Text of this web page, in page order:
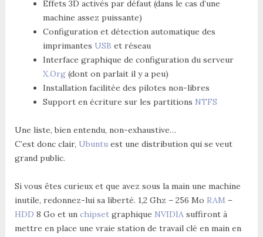
Effets 3D activés par défaut (dans le cas d’une
machine assez puissante)
Configuration et détection automatique des
imprimantes USB et réseau
Interface graphique de configuration du serveur
X.Org(dont on parlait il y a peu)
Installation facilitée des pilotes non-libres
Support en écriture sur les partitions NTFS
Une liste, bien entendu, non-exhaustive…
C’est donc clair, Ubuntuest une distribution qui se veut
grand public.
Si vous êtes curieux et que avez sous la main une machine
inutile, redonnez-lui sa liberté. 1,2 Ghz – 256 Mo RAM–
HDD 8 Go et un chipsetgraphique NVIDIAsuffiront à
mettre en place une vraie station de travail clé en main en